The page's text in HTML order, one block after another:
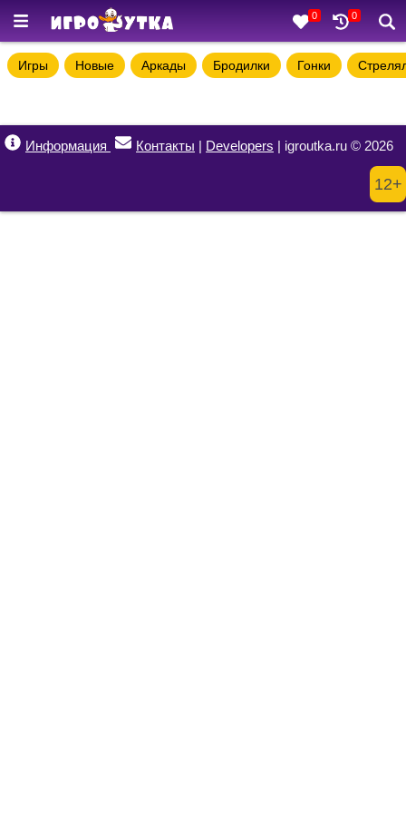
0 0
Игры Новые Аркады Бродилки Гонки
Информация Контакты | Developers | igroutka.ru © 2026
12+